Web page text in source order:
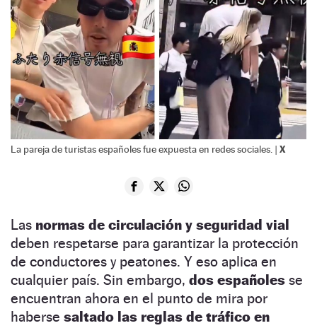
La pareja de turistas españoles fue expuesta en redes sociales. | X
Las normas de circulación y seguridad vial
deben respetarse para garantizar la protección
de conductores y peatones. Y eso aplica en
cualquier país. Sin embargo, dos españoles se
encuentran ahora en el punto de mira por
haberse saltado las reglas de tráfico en